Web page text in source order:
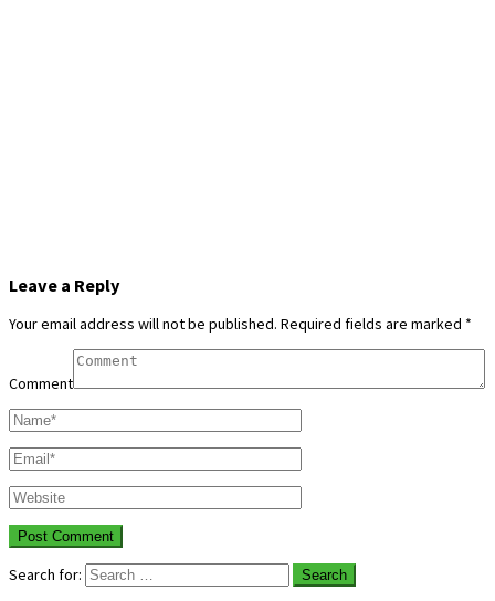
Leave a Reply
Your email address will not be published. Required fields are marked *
Comment
Search for: